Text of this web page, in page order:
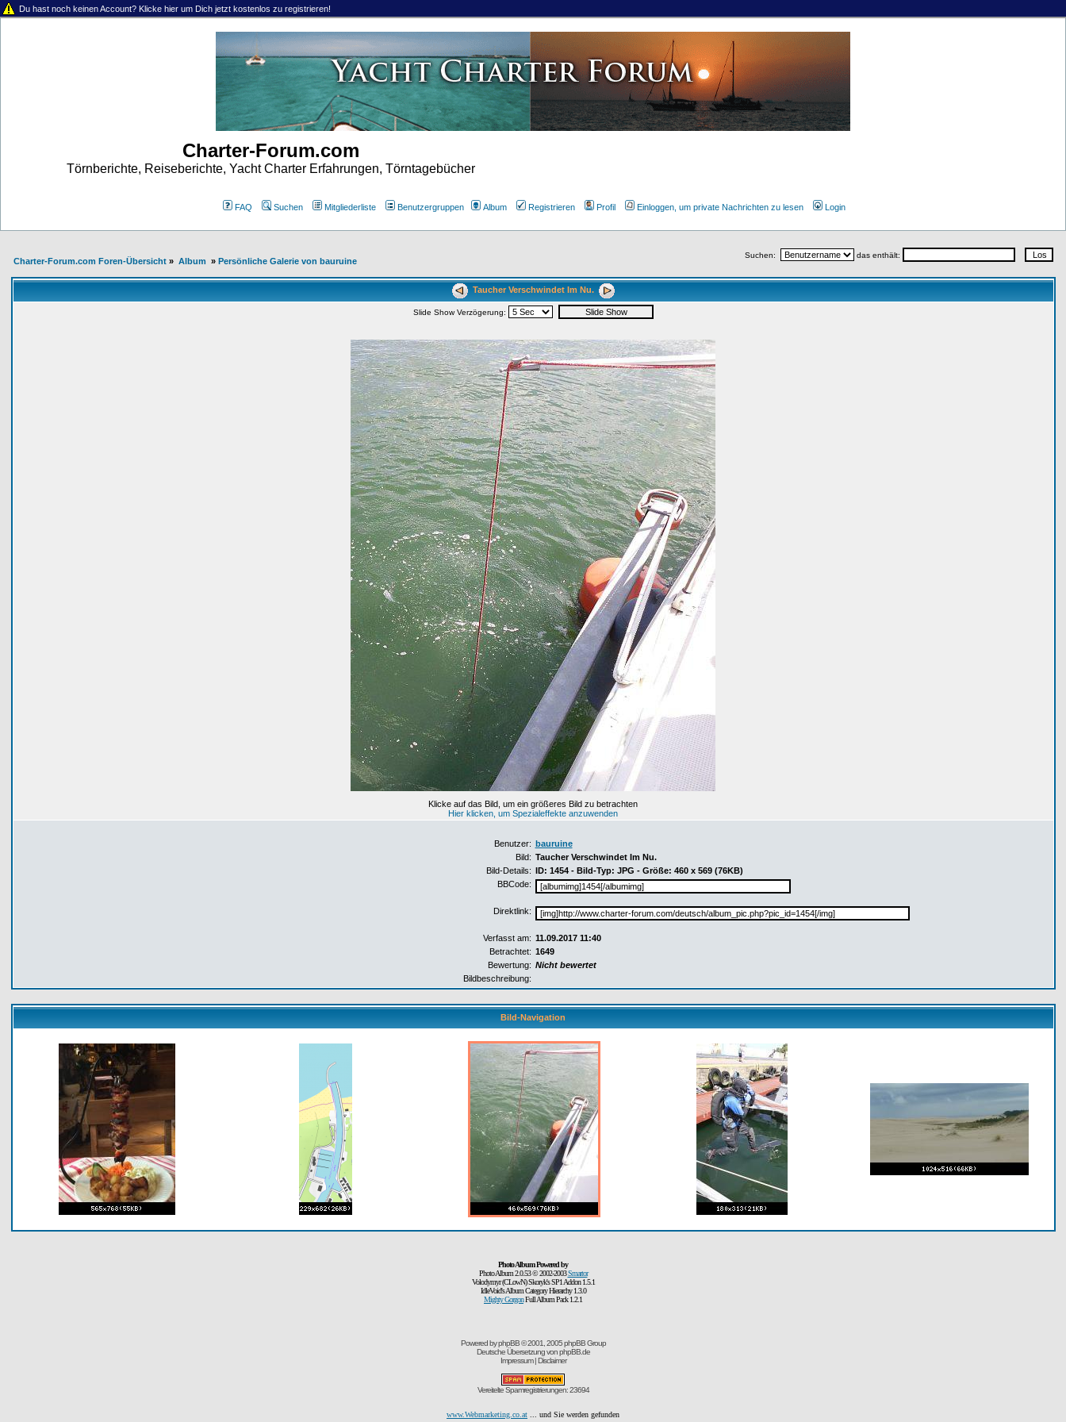
Du hast noch keinen Account? Klicke hier um Dich jetzt kostenlos zu registrieren!
Charter-Forum.com
Törnberichte, Reiseberichte, Yacht Charter Erfahrungen, Törntagebücher
FAQ Suchen Mitgliederliste Benutzergruppen Album Registrieren Profil Einloggen, um private Nachrichten zu lesen Login
Charter-Forum.com Foren-Übersicht» Album » Persönliche Galerie von bauruine
Suchen: das enthält:
Taucher Verschwindet Im Nu.
Slide Show Verzögerung:
Klicke auf das Bild, um ein größeres Bild zu betrachten
Hier klicken, um Spezialeffekte anzuwenden
Benutzer: bauruine
Bild: Taucher Verschwindet Im Nu.
Bild-Details: ID: 1454 - Bild-Typ: JPG - Größe: 460 x 569 (76KB)
BBCode:
Direktlink:
Verfasst am: 11.09.2017 11:40
Betrachtet: 1649
Bewertung: Nicht bewertet
Bildbeschreibung:
Bild-Navigation
Photo Album Powered by
Photo Album 2.0.53 © 2002-2003Smartor
Volodymyr (CLowN) Skoryk's SP1 Addon 1.5.1
IdleVoid's Album Category Hierarchy 1.3.0
Mighty GorgonFull Album Pack 1.2.1
Powered byphpBB© 2001, 2005 phpBB Group
Deutsche Übersetzung vonphpBB.de
Impressum|Disclaimer
Vereitelte Spamregistrierungen: 23694
www.Webmarketing.co.at ... und Sie werden gefunden